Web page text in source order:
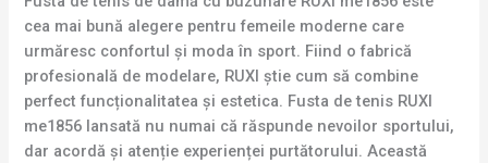
cea mai bună alegere pentru femeile moderne care
urmăresc confortul și moda în sport. Fiind o fabrică
profesională de modelare, RUXI știe cum să combine
perfect funcționalitatea și estetica. Fusta de tenis RUXI
me1856 lansată nu numai că răspunde nevoilor sportului,
dar acordă și atenție experienței purtătorului. Această